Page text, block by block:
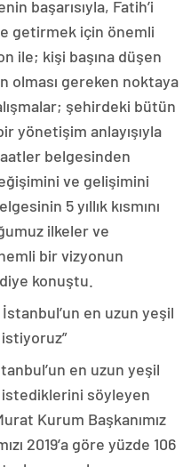
başarısıyla, Fatih’i
getirmek için önemli
ile; kişi başına düşen
olması gereken noktaya
şehirdeki bütün
yönetişim anlayışıyla
belgesinden
ve gelişimini
5 yıllık kısmını
ilkeler ve
bir vizyonun
konuştu.
İstanbul’un en uzun yeşil
en uzun yeşil
söyleyen
Kurum Başkanımız
2019’a göre yüzde 106